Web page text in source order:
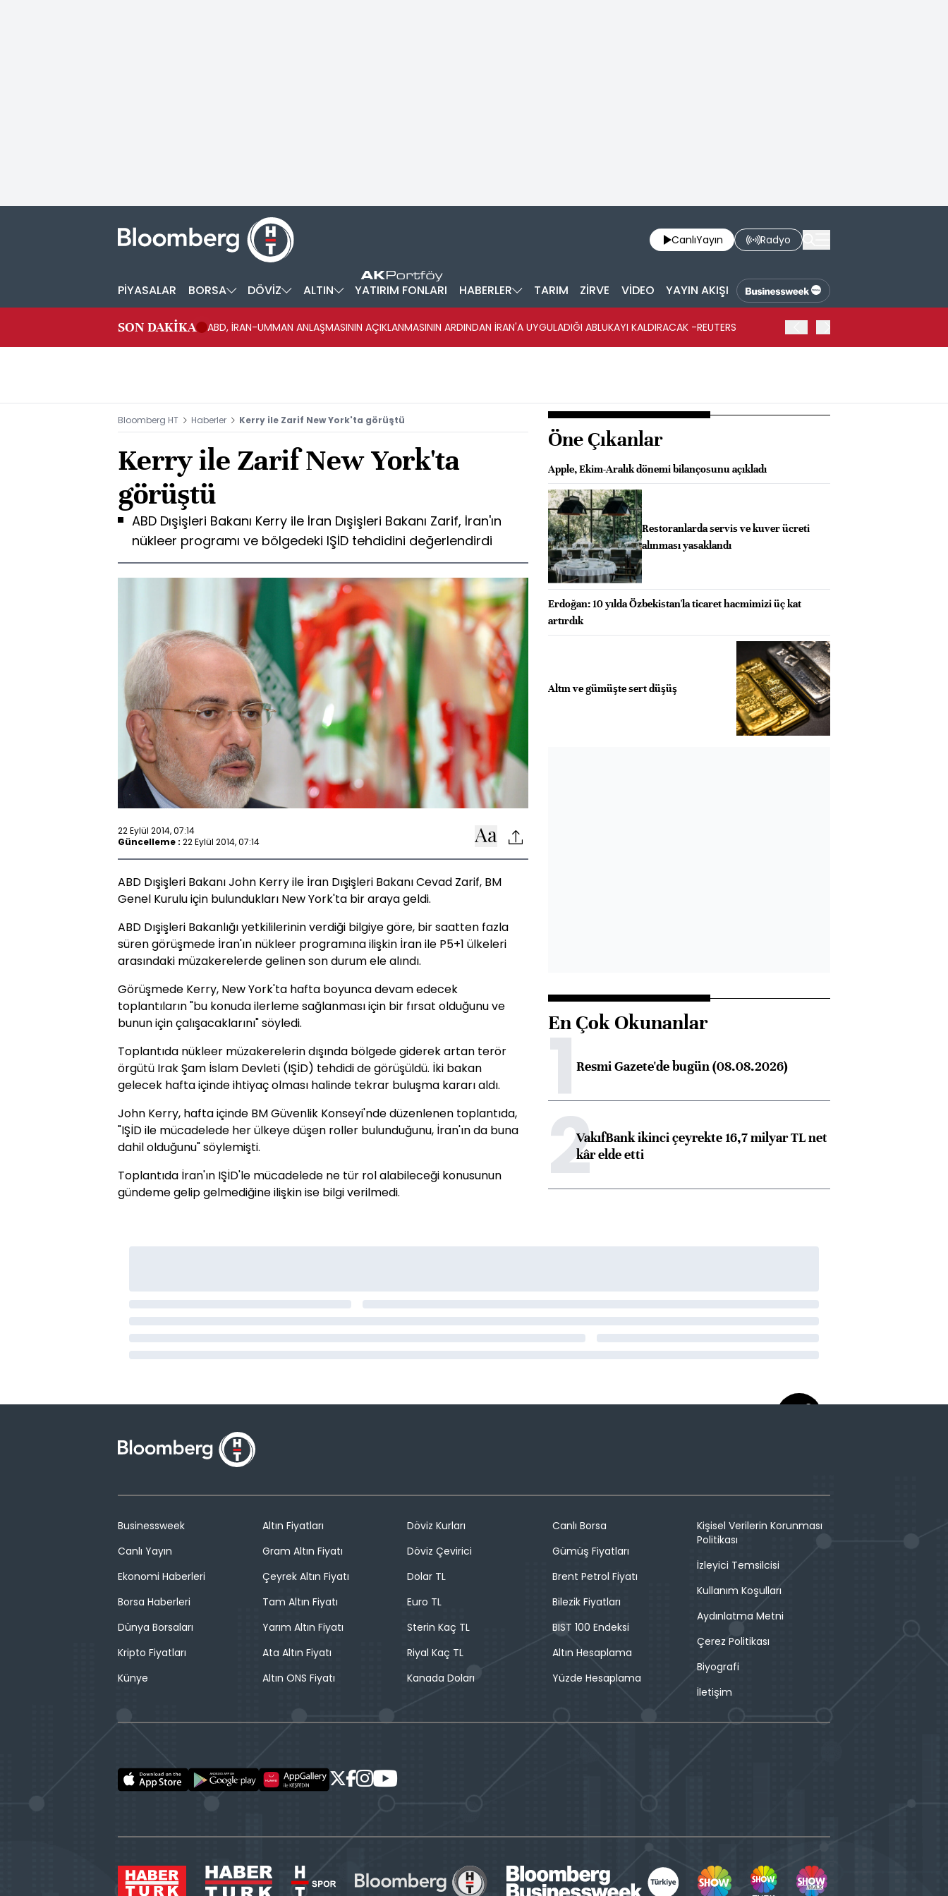
CanlıYayın Radyo
PİYASALAR BORSA DÖVİZ ALTIN YATIRIM FONLARI HABERLER TARIM ZİRVE VİDEO YAYIN AKIŞI
SON DAKİKA ABD, İRAN-UMMAN ANLAŞMASININ AÇIKLANMASININ ARDINDAN İRAN'A UYGULADIĞI ABLUKAYI KALDIRACAK -REUTERS
Bloomberg HT Haberler Kerry ile Zarif New York'ta görüştü
Kerry ile Zarif New York'ta
görüştü
ABD Dışişleri Bakanı Kerry ile İran Dışişleri Bakanı Zarif, İran'ın
nükleer programı ve bölgedeki IŞİD tehdidini değerlendirdi
22 Eylül 2014, 07:14
Güncelleme : 22 Eylül 2014, 07:14
ABD Dışişleri Bakanı John Kerry ile İran Dışişleri Bakanı Cevad Zarif, BM
Genel Kurulu için bulundukları New York'ta bir araya geldi.
ABD Dışişleri Bakanlığı yetkililerinin verdiği bilgiye göre, bir saatten fazla
süren görüşmede İran'ın nükleer programına ilişkin İran ile P5+1 ülkeleri
arasındaki müzakerelerde gelinen son durum ele alındı.
Görüşmede Kerry, New York'ta hafta boyunca devam edecek
toplantıların "bu konuda ilerleme sağlanması için bir fırsat olduğunu ve
bunun için çalışacaklarını" söyledi.
Toplantıda nükleer müzakerelerin dışında bölgede giderek artan terör
örgütü Irak Şam İslam Devleti (IŞİD) tehdidi de görüşüldü. İki bakan
gelecek hafta içinde ihtiyaç olması halinde tekrar buluşma kararı aldı.
John Kerry, hafta içinde BM Güvenlik Konseyi'nde düzenlenen toplantıda,
"IŞİD ile mücadelede her ülkeye düşen roller bulunduğunu, İran'ın da buna
dahil olduğunu" söylemişti.
Toplantıda İran'ın IŞİD'le mücadelede ne tür rol alabileceği konusunun
gündeme gelip gelmediğine ilişkin ise bilgi verilmedi.
Öne Çıkanlar
Apple, Ekim-Aralık dönemi bilançosunu açıkladı
Restoranlarda servis ve kuver ücreti
alınması yasaklandı
Erdoğan: 10 yılda Özbekistan'la ticaret hacmimizi üç kat
artırdık
Altın ve gümüşte sert düşüş
En Çok Okunanlar
1Resmi Gazete'de bugün (08.08.2026)
2VakıfBank ikinci çeyrekte 16,7 milyar TL net
kâr elde etti
Businessweek
Canlı Yayın
Ekonomi Haberleri
Borsa Haberleri
Dünya Borsaları
Kripto Fiyatları
Künye
Altın Fiyatları
Gram Altın Fiyatı
Çeyrek Altın Fiyatı
Tam Altın Fiyatı
Yarım Altın Fiyatı
Ata Altın Fiyatı
Altın ONS Fiyatı
Döviz Kurları
Döviz Çevirici
Dolar TL
Euro TL
Sterin Kaç TL
Riyal Kaç TL
Kanada Doları
Canlı Borsa
Gümüş Fiyatları
Brent Petrol Fiyatı
Bilezik Fiyatları
BIST 100 Endeksi
Altın Hesaplama
Yüzde Hesaplama
Kişisel Verilerin Korunması
Politikası
İzleyici Temsilcisi
Kullanım Koşulları
Aydınlatma Metni
Çerez Politikası
Biyografi
İletişim